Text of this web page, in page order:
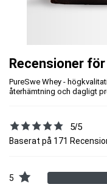
Recensioner
PureSwe Whey -
återhämtning och dagligt
5/5
Baserat på 171
5